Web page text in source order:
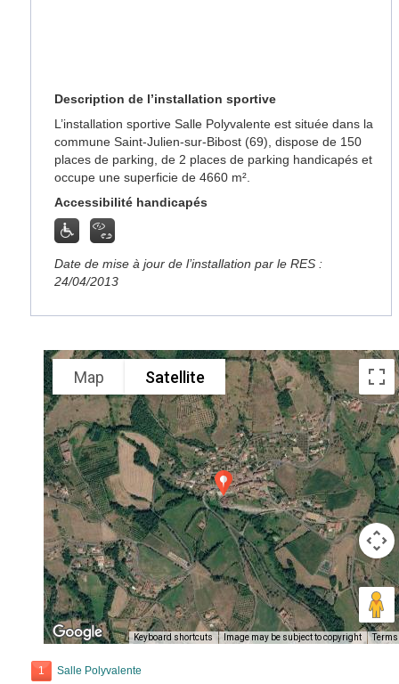
Description de l’installation sportive
L’installation sportive Salle Polyvalente est située dans la
commune Saint-Julien-sur-Bibost (69), dispose de 150
places de parking, de 2 places de parking handicapés et
occupe une superficie de 4660 m².
Accessibilité handicapés
Date de mise à jour de l’installation par le RES :
24/04/2013
Map Satellite
Keyboard shortcuts Image may be subject to copyright Terms
1 Salle Polyvalente